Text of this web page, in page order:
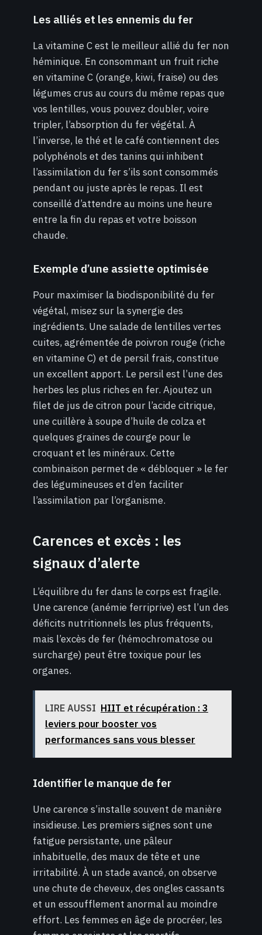
Les alliés et les ennemis du fer
La vitamine C est le meilleur allié du fer non
héminique. En consommant un fruit riche
en vitamine C (orange, kiwi, fraise) ou des
légumes crus au cours du même repas que
vos lentilles, vous pouvez doubler, voire
tripler, l’absorption du fer végétal. À
l’inverse, le thé et le café contiennent des
polyphénols et des tanins qui inhibent
l’assimilation du fer s’ils sont consommés
pendant ou juste après le repas. Il est
conseillé d’attendre au moins une heure
entre la fin du repas et votre boisson
chaude.
Exemple d’une assiette optimisée
Pour maximiser la biodisponibilité du fer
végétal, misez sur la synergie des
ingrédients. Une salade de lentilles vertes
cuites, agrémentée de poivron rouge (riche
en vitamine C) et de persil frais, constitue
un excellent apport. Le persil est l’une des
herbes les plus riches en fer. Ajoutez un
filet de jus de citron pour l’acide citrique,
une cuillère à soupe d’huile de colza et
quelques graines de courge pour le
croquant et les minéraux. Cette
combinaison permet de « débloquer » le fer
des légumineuses et d’en faciliter
l’assimilation par l’organisme.
Carences et excès : les
signaux d’alerte
L’équilibre du fer dans le corps est fragile.
Une carence (anémie ferriprive) est l’un des
déficits nutritionnels les plus fréquents,
mais l’excès de fer (hémochromatose ou
surcharge) peut être toxique pour les
organes.
LIRE AUSSI HIIT et récupération : 3
leviers pour booster vos
performances sans vous blesser
Identifier le manque de fer
Une carence s’installe souvent de manière
insidieuse. Les premiers signes sont une
fatigue persistante, une pâleur
inhabituelle, des maux de tête et une
irritabilité. À un stade avancé, on observe
une chute de cheveux, des ongles cassants
et un essoufflement anormal au moindre
effort. Les femmes en âge de procréer, les